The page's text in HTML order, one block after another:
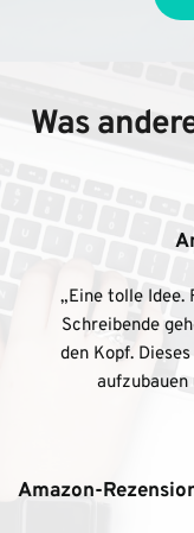
Was
„Eine tolle Idee.
Schreibende
den Kopf.
aufzubauen
Amazon-